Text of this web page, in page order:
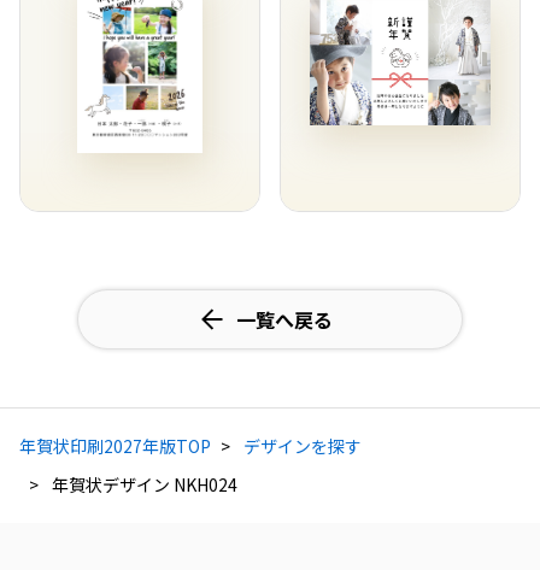
一覧へ戻る
年賀状印刷2027年版TOP
デザインを探す
年賀状デザイン NKH024